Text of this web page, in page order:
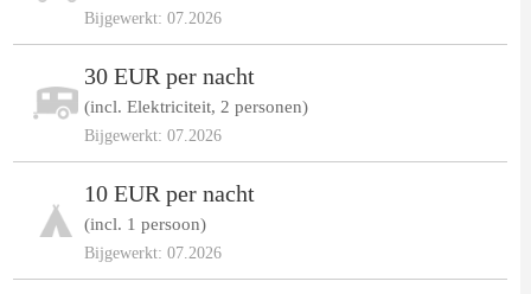
Bijgewerkt: 07.2026
30 EUR per nacht
(incl. Elektriciteit, 2 personen)
Bijgewerkt: 07.2026
10 EUR per nacht
(incl. 1 persoon)
Bijgewerkt: 07.2026